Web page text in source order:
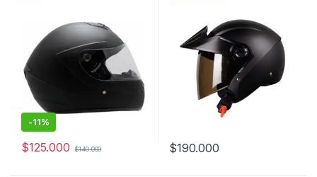
-11%
$125.000 $140.000 $190.000